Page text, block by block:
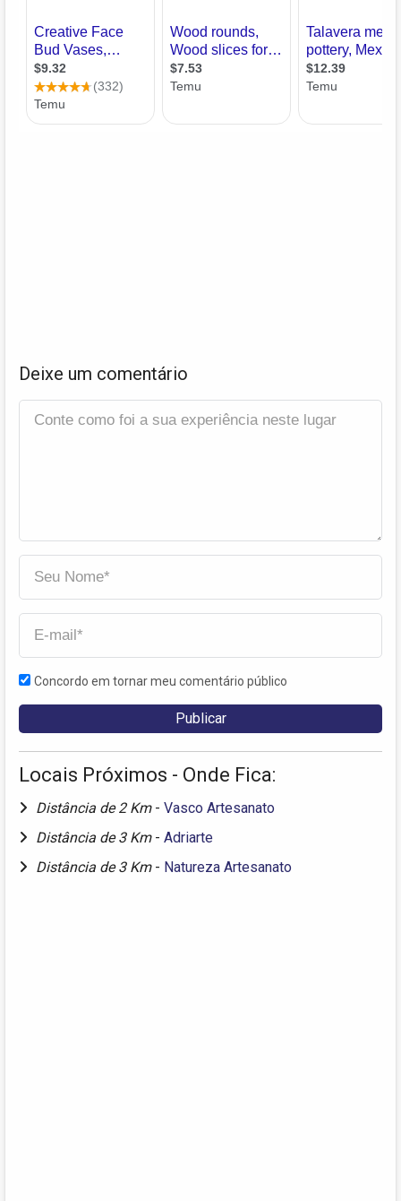
Deixe um comentário
Concordo em tornar meu comentário público
Locais Próximos - Onde Fica:
Distância de 2 Km - Vasco Artesanato
Distância de 3 Km - Adriarte
Distância de 3 Km - Natureza Artesanato